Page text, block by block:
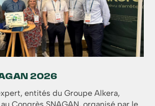
2026
entités du Groupe Alkera,